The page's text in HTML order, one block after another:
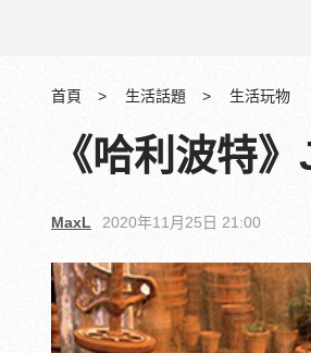
首頁 生活話題 生活玩物
《哈利波特
MaxL 2020年11月25日 21:00